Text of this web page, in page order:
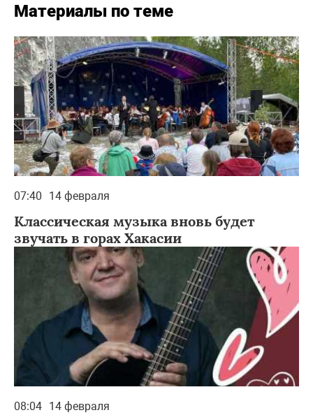
Материалы по теме
07:40 14 февраля
Классическая музыка вновь будет
звучать в горах Хакасии
08:04 14 февраля